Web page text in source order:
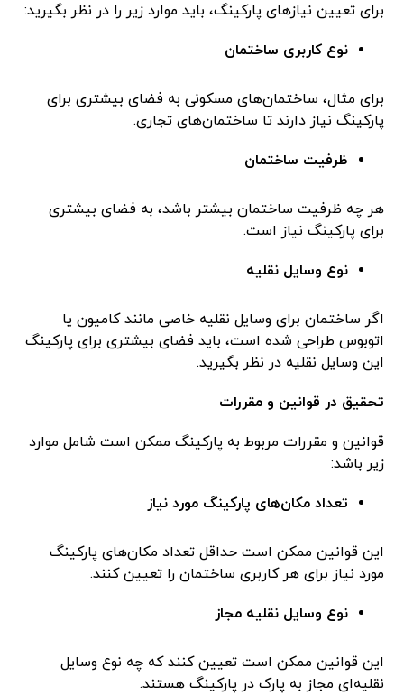
برای تعیین نیازهای پارکینگ، باید موارد زیر را در نظر بگیرید:
نوع کاربری ساختمان
برای مثال، ساختمان‌های مسکونی به فضای بیشتری برای
پارکینگ نیاز دارند تا ساختمان‌های تجاری.
ظرفیت ساختمان
هر چه ظرفیت ساختمان بیشتر باشد، به فضای بیشتری
برای پارکینگ نیاز است.
نوع وسایل نقلیه
اگر ساختمان برای وسایل نقلیه خاصی مانند کامیون یا
اتوبوس طراحی شده است، باید فضای بیشتری برای پارکینگ
این وسایل نقلیه در نظر بگیرید.
تحقیق در قوانین و مقررات
قوانین و مقررات مربوط به پارکینگ ممکن است شامل موارد
زیر باشد:
تعداد مکان‌های پارکینگ مورد نیاز
این قوانین ممکن است حداقل تعداد مکان‌های پارکینگ
مورد نیاز برای هر کاربری ساختمان را تعیین کنند.
نوع وسایل نقلیه مجاز
این قوانین ممکن است تعیین کنند که چه نوع وسایل
نقلیه‌ای مجاز به پارک در پارکینگ هستند.